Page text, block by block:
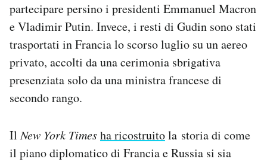
partecipare persino i presidenti Emmanuel Macron
e Vladimir Putin. Invece, i resti di Gudin sono stati
trasportati in Francia lo scorso luglio su un aereo
privato, accolti da una cerimonia sbrigativa
presenziata solo da una ministra francese di
secondo rango.
IlNew York Timesha ricostruitola storia di come
il piano diplomatico di Francia e Russia si sia